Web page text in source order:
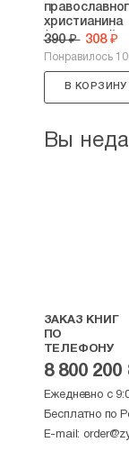
христианина
(карманный...
390 ₽ 308 ₽
Понравилось
В КОРЗИНУ
Вы
ЗАКАЗ КНИГ
ПО
ТЕЛЕФОНУ
8 800 200
Ежедневно с
Бесплатно по
E-mail: